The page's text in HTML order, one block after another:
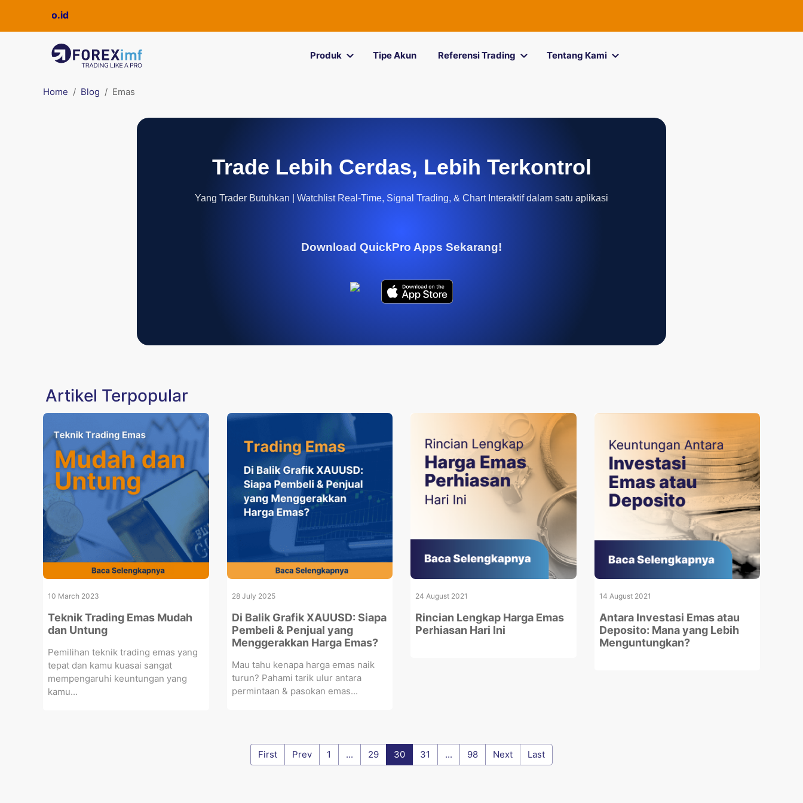
Produk Tipe Akun Referensi Trading Tentang Kami
Home Blog Emas
Trade Lebih Cerdas, Lebih Terkontrol
Yang Trader Butuhkan | Watchlist Real-Time, Signal Trading, & Chart Interaktif dalam satu aplikasi
Download QuickPro Apps Sekarang!
Artikel Terpopular
10 March 2023
Teknik Trading Emas Mudah
dan Untung
Pemilihan teknik trading emas yang
tepat dan kamu kuasai sangat
mempengaruhi keuntungan yang
kamu...
28 July 2025
Di Balik Grafik XAUUSD: Siapa
Pembeli & Penjual yang
Menggerakkan Harga Emas?
Mau tahu kenapa harga emas naik
turun? Pahami tarik ulur antara
permintaan & pasokan emas...
24 August 2021
Rincian Lengkap Harga Emas
Perhiasan Hari Ini
14 August 2021
Antara Investasi Emas atau
Deposito: Mana yang Lebih
Menguntungkan?
First Prev 1 ... 29 30 31 ... 98 Next Last